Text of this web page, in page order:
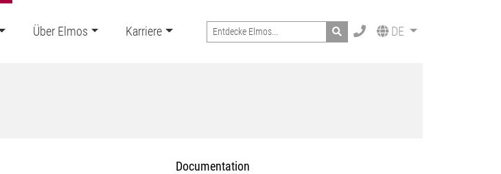
Über Elmos Karriere Search DE
Documentation